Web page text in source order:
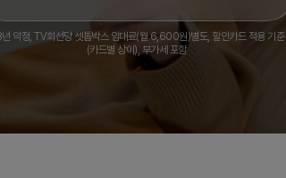
약정, TV회선당 셋톱박스 임대료(월 6,600원)별도, 할인카드 적용 기준
(카드별 상이), 부가세 포함